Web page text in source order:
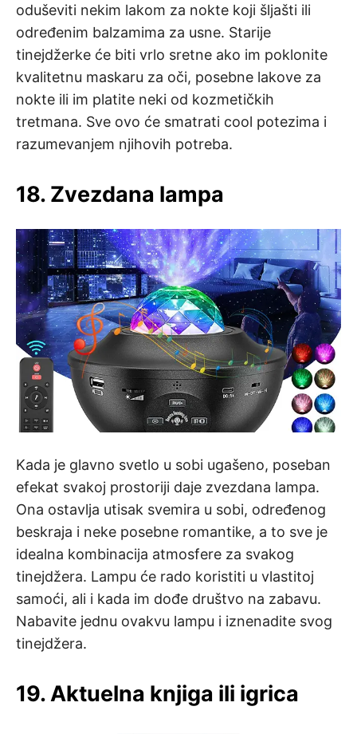
oduševiti nekim lakom za nokte koji šljašti ili
određenim balzamima za usne. Starije
tinejdžerke će biti vrlo sretne ako im poklonite
kvalitetnu maskaru za oči, posebne lakove za
nokte ili im platite neki od kozmetičkih
tretmana. Sve ovo će smatrati cool potezima i
razumevanjem njihovih potreba.
18. Zvezdana lampa
Kada je glavno svetlo u sobi ugašeno, poseban
efekat svakoj prostoriji daje zvezdana lampa.
Ona ostavlja utisak svemira u sobi, određenog
beskraja i neke posebne romantike, a to sve je
idealna kombinacija atmosfere za svakog
tinejdžera. Lampu će rado koristiti u vlastitoj
samoći, ali i kada im dođe društvo na zabavu.
Nabavite jednu ovakvu lampu i iznenadite svog
tinejdžera.
19. Aktuelna knjiga ili igrica